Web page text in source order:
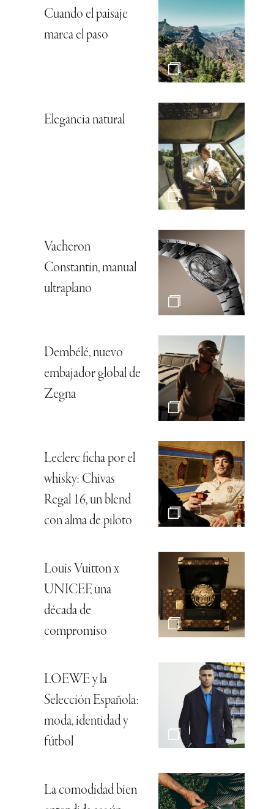
Cuando el paisaje
marca el paso
Elegancia natural
Vacheron
Constantin, manual
ultraplano
Dembélé, nuevo
embajador global de
Zegna
Leclerc ficha por el
whisky: Chivas
Regal 16, un blend
con alma de piloto
Louis Vuitton x
UNICEF, una
década de
compromiso
LOEWE y la
Selección Española:
moda, identidad y
fútbol
La comodidad bien